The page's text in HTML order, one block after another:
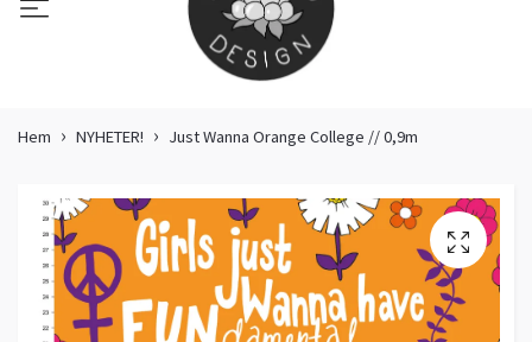
Hem NYHETER! Just Wanna Orange College // 0,9m